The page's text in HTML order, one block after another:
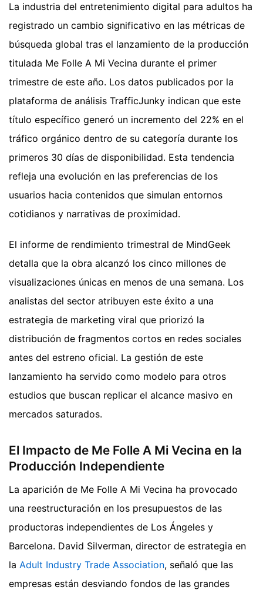
La industria del entretenimiento digital para adultos ha
registrado un cambio significativo en las métricas de
búsqueda global tras el lanzamiento de la producción
titulada Me Folle A Mi Vecina durante el primer
trimestre de este año. Los datos publicados por la
plataforma de análisis TrafficJunky indican que este
título específico generó un incremento del 22% en el
tráfico orgánico dentro de su categoría durante los
primeros 30 días de disponibilidad. Esta tendencia
refleja una evolución en las preferencias de los
usuarios hacia contenidos que simulan entornos
cotidianos y narrativas de proximidad.
El informe de rendimiento trimestral de MindGeek
detalla que la obra alcanzó los cinco millones de
visualizaciones únicas en menos de una semana. Los
analistas del sector atribuyen este éxito a una
estrategia de marketing viral que priorizó la
distribución de fragmentos cortos en redes sociales
antes del estreno oficial. La gestión de este
lanzamiento ha servido como modelo para otros
estudios que buscan replicar el alcance masivo en
mercados saturados.
El Impacto de Me Folle A Mi Vecina en la
Producción Independiente
La aparición de Me Folle A Mi Vecina ha provocado
una reestructuración en los presupuestos de las
productoras independientes de Los Ángeles y
Barcelona. David Silverman, director de estrategia en
la Adult Industry Trade Association, señaló que las
empresas están desviando fondos de las grandes